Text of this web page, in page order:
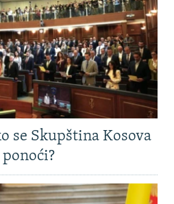
se Skupština Kosova